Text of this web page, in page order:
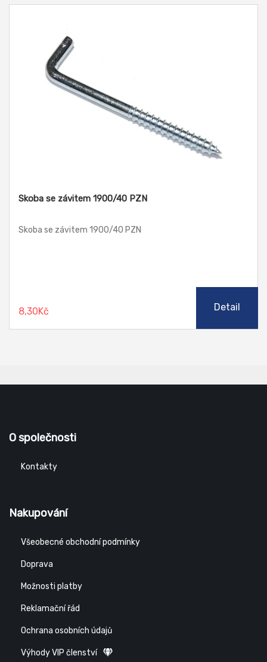
Skoba se závitem 1900/40 PZN
Skoba se závitem 1900/40 PZN
8,30Kč Detail
O společnosti
Kontakty
Nakupování
Všeobecné obchodní podmínky
Doprava
Možnosti platby
Reklamační řád
Ochrana osobních údajů
Výhody VIP členství